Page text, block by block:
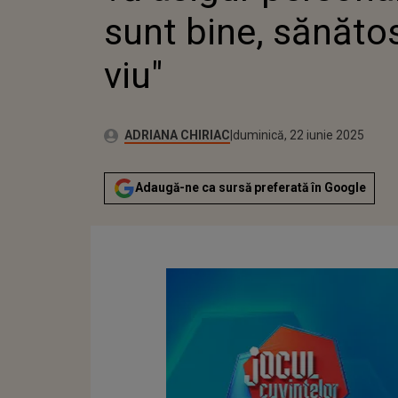
sunt bine,
viu"
Autor:ADRIANA CHIRIACPublicat:
duminică, 22 iunie 2025
Actualizat:
duminică, 22 iunie 2025
Adaugă-ne ca sursă preferată în Google